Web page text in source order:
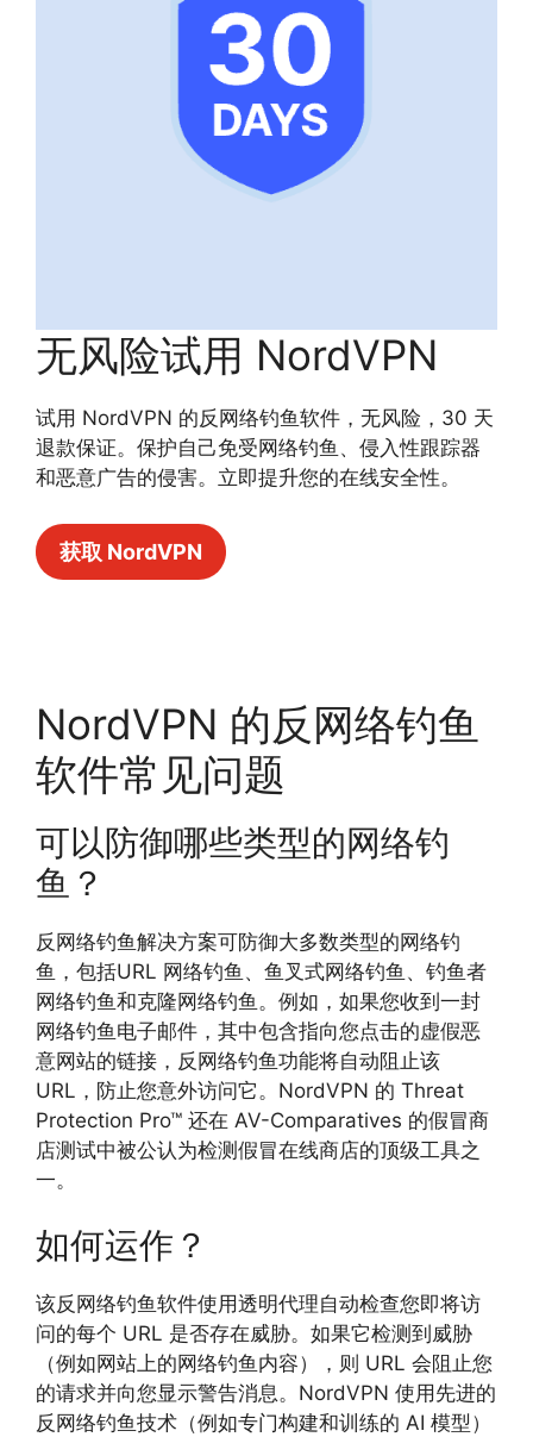
无风险试用 NordVPN
试用 NordVPN 的反网络钓鱼软件，无风险，30 天
退款保证。保护自己免受网络钓鱼、侵入性跟踪器
和恶意广告的侵害。立即提升您的在线安全性。
获取 NordVPN
NordVPN 的反网络钓鱼
软件常见问题
可以防御哪些类型的网络钓
鱼？
反网络钓鱼解决方案可防御大多数类型的网络钓
鱼，包括URL 网络钓鱼、鱼叉式网络钓鱼、钓鱼者
网络钓鱼和克隆网络钓鱼。例如，如果您收到一封
网络钓鱼电子邮件，其中包含指向您点击的虚假恶
意网站的链接，反网络钓鱼功能将自动阻止该
URL，防止您意外访问它。NordVPN 的 Threat
Protection Pro™ 还在 AV-Comparatives 的假冒商
店测试中被公认为检测假冒在线商店的顶级工具之
一。
如何运作？
该反网络钓鱼软件使用透明代理自动检查您即将访
问的每个 URL 是否存在威胁。如果它检测到威胁
（例如网站上的网络钓鱼内容），则 URL 会阻止您
的请求并向您显示警告消息。NordVPN 使用先进的
反网络钓鱼技术（例如专门构建和训练的 AI 模型）